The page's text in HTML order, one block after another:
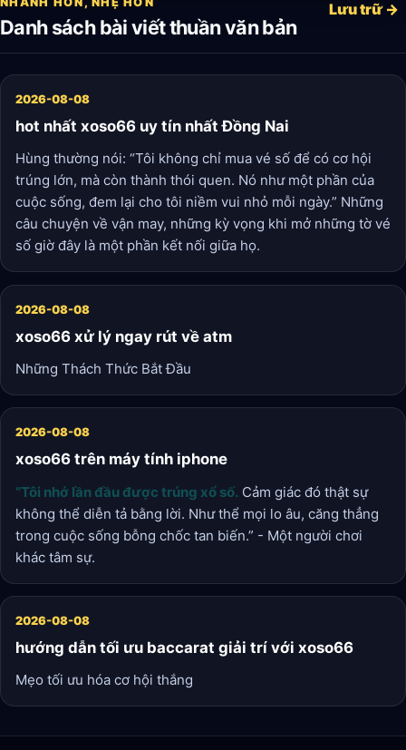
Danh sách bài viết thuần văn bản
Lưu trữ →
2026-08-08
hot nhất xoso66 uy tín nhất Đồng Nai
Hùng thường nói: “Tôi không chỉ mua vé số để có cơ hội
trúng lớn, mà còn thành thói quen. Nó như một phần của
cuộc sống, đem lại cho tôi niềm vui nhỏ mỗi ngày.” Những
câu chuyện về vận may, những kỳ vọng khi mở những tờ vé
số giờ đây là một phần kết nối giữa họ.
2026-08-08
xoso66 xử lý ngay rút về atm
Những Thách Thức Bắt Đầu
2026-08-08
xoso66 trên máy tính iphone
“Tôi nhớ lần đầu được trúng xổ số. Cảm giác đó thật sự
không thể diễn tả bằng lời. Như thể mọi lo âu, căng thẳng
trong cuộc sống bỗng chốc tan biến.” - Một người chơi
khác tâm sự.
2026-08-08
hướng dẫn tối ưu baccarat giải trí với xoso66
Mẹo tối ưu hóa cơ hội thắng